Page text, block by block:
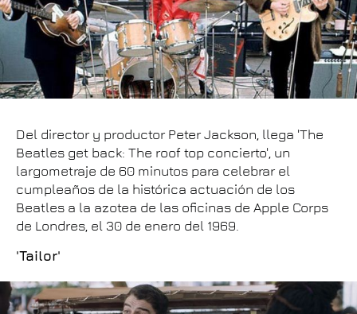
Del director y productor Peter Jackson, llega 'The
Beatles get back: The roof top concierto', un
largometraje de 60 minutos para celebrar el
cumpleaños de la histórica actuación de los
Beatles a la azotea de las oficinas de Apple Corps
de Londres, el 30 de enero del 1969.
'Tailor'